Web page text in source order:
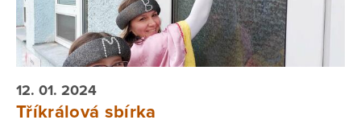
12. 01. 2024
Tříkrálová sbírka